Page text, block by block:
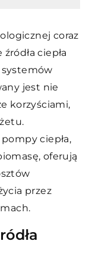
coraz
ciepła
jest nie
korzyściami,
ciepła,
oferują
przez